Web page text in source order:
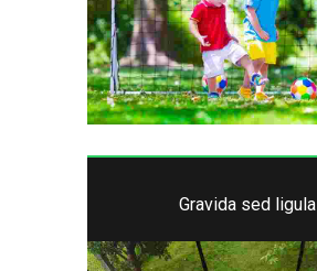
Gravida sed ligula